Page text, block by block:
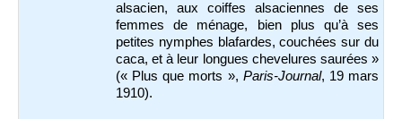
alsacien, aux coiffes alsaciennes de ses
femmes de ménage, bien plus qu’à ses
petites nymphes blafardes, couchées sur du
caca, et à leur longues chevelures saurées »
(« Plus que morts », Paris-Journal, 19 mars
1910).